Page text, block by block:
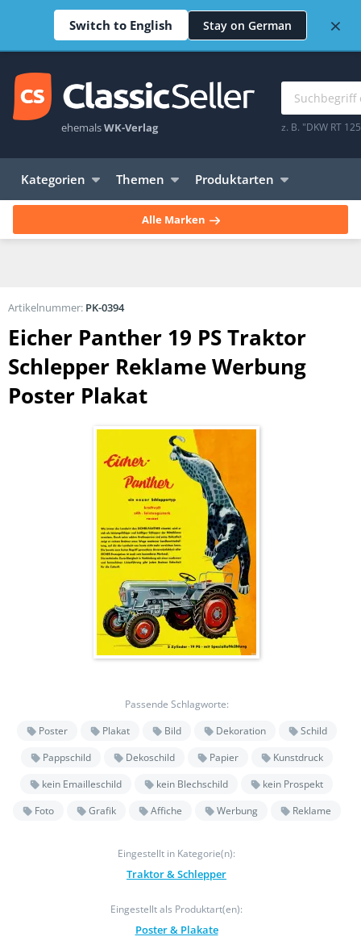
Switch to English Stay on German ×
ehemalsWK-Verlag z. B. "DKW RT
Kategorien Themen Produktarten
Alle Marken
Eicher Panther 19 PS Traktor
Schlepper Reklame Werbung
Poster Plakat
Passende Schlagworte:
Poster
Plakat Bild Dekoration
Schild
Pappschild
Dekoschild Papier
Kunstdruck
kein Emailleschild
kein Blechschild
kein Prospekt
Foto
Grafik Affiche Werbung Reklame
Eingestellt in Kategorie(n):
Traktor & Schlepper
Eingestellt als Produktart(en):
Poster & Plakate
Artikelnummer: PK-0394